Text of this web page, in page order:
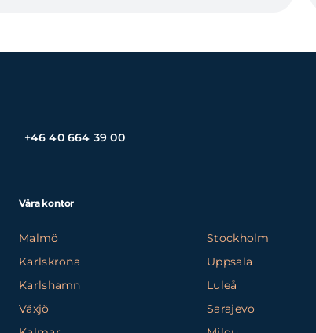
+46 40 664 39 00
Våra kontor
Malmö
Karlskrona
Karlshamn
Växjö
Stockholm
Uppsala
Luleå
Sarajevo